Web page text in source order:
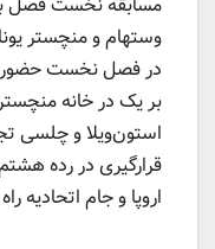
وستهام و منچستر
بر یک در خانه
استون‌ویلا و چلسی
اروپا و جام